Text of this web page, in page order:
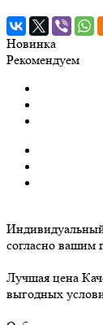
Новинка
Рекомендуем
согласно вашим
Лучшая цена
выгодных